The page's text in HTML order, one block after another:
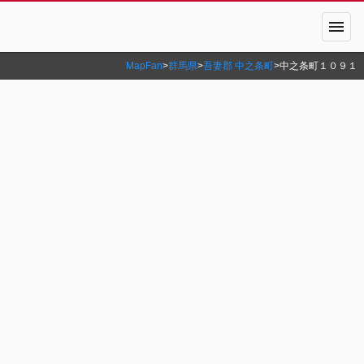
menu
MapFan>群馬県>吾妻郡 中之条町>中之条町１０９１